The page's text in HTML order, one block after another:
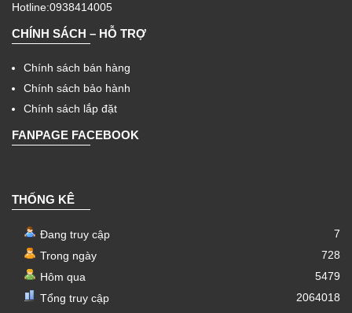
Hotline:0938414005
CHÍNH SÁCH – HỖ TRỢ
Chính sách bán hàng
Chính sách bảo hành
Chính sách lắp đặt
FANPAGE FACEBOOK
THỐNG KÊ
Đang truy cập
7
Trong ngày
728
Hôm qua
5479
Tổng truy cập
2064018